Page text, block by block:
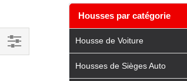
Housses par catégorie
Housse de Voiture
Housses de Sièges Auto
Filtrer